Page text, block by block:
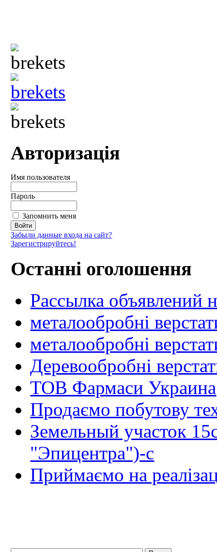
Авторизація
Имя пользователя
Пароль
Запомнить меня
Забыли данные входа на сайт?
Зарегистрируйтесь!
Останні оголошення
Рассылка объявлений
металообробні
металообробні
Деревообробні
ТОВ Фармаси Украина
Продаємо побутову
Земельный участок
"Эпицентра")-с
Приймаємо на